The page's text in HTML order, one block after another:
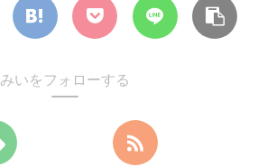
みいをフォローする